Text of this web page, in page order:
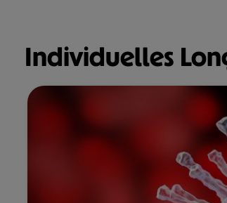
Individuelles